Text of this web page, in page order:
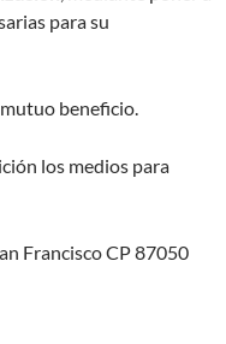
para su
beneficio.
los medios para
Francisco CP 87050